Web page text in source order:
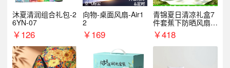
沐夏清润组合礼包-2
6YN-07
￥126
向物-桌面风扇-Air1
2
￥169
青锦夏日清凉礼盒7
件套蕉下防晒风扇员
工福利端午伴手礼企
业定制
￥418